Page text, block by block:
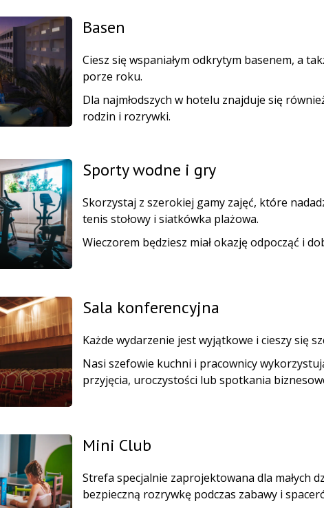
Basen
Ciesz się wspaniałym odkrytym basenem, a
porze roku.
Dla najmłodszych w hotelu znajduje się
rodzin i rozrywki.
Sporty wodne i gry
Skorzystaj z szerokiej gamy zajęć, które
tenis stołowy i siatkówka plażowa.
Wieczorem będziesz miał okazję odpocząć i
Sala konferencyjna
Każde wydarzenie jest wyjątkowe i cieszy się
Nasi szefowie kuchni i pracownicy
przyjęcia, uroczystości lub spotkania
Mini Club
Strefa specjalnie zaprojektowana dla małych
bezpieczną rozrywkę podczas zabawy i